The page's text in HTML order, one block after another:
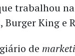
trabalhou
Burger King e
de